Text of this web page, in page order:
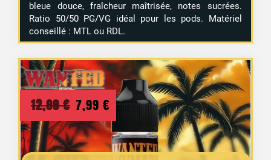
bleue douce, fraîcheur maîtrisée, notes sucrées.
Ratio 50/50 PG/VG idéal pour les pods. Matériel
conseillé : MTL ou RDL.
12,99€ Le
prix
initial
7,99 € Le
prix
actuel